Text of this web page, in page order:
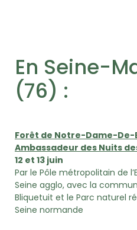
En Seine-
(76) :
Forêt de Notre-Dame-
Ambassadeur des Nuits
12 et 13 juin
Par le Pôle métropolitain de
Seine agglo, avec la
Bliquetuit et le Parc naturel
Seine normande